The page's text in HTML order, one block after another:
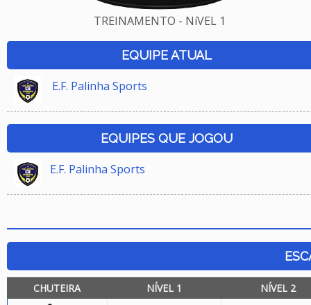
TREINAMENTO - NíVEL 1
EQUIPE ATUAL
E.F. Palinha Sports
EQUIPES QUE JOGOU
E.F. Palinha Sports
CHUTEIRA NÍVEL 1 NÍVEL 2